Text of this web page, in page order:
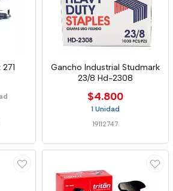
Gancho Industrial Studmark
23/8 Hd-2308
$4.800
1 Unidad
19112747